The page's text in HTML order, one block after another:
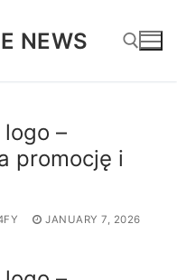
NEWS
–
promocję i
JANUARY 7, 2026